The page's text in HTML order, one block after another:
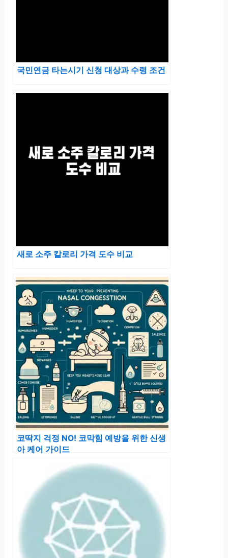
국민연금 타는시기 신청 대상과 수령 조건
새로 소주 칼로리 가격 도수 비교
코딱지 걱정 NO! 코막힘 예방을 위한 신생
아 케어 가이드